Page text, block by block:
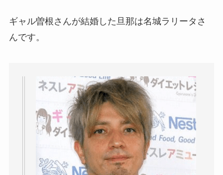
ギャル曽根さんが結婚した旦那は名城ラリータさ
んです。